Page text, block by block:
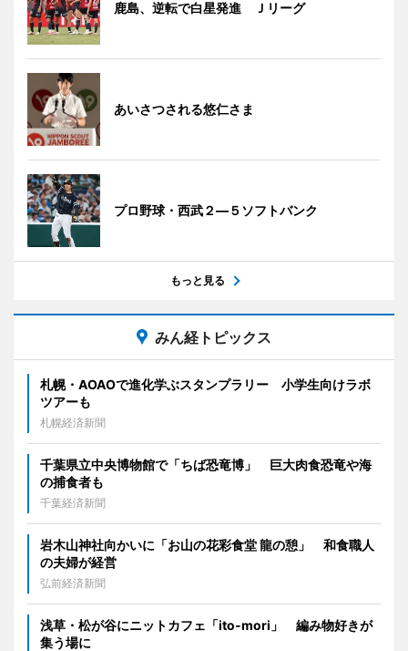
鹿島、逆転で白星発進 Ｊリーグ
あいさつされる悠仁さま
プロ野球・西武２―５ソフトバンク
もっと見る
みん経トピックス
札幌・AOAOで進化学ぶスタンプラリー 小学生向けラボ
ツアーも
札幌経済新聞
千葉県立中央博物館で「ちば恐竜博」 巨大肉食恐竜や海
の捕食者も
千葉経済新聞
岩木山神社向かいに「お山の花彩食堂 龍の憩」 和食職人
の夫婦が経営
弘前経済新聞
浅草・松が谷にニットカフェ「ito-mori」 編み物好きが
集う場に